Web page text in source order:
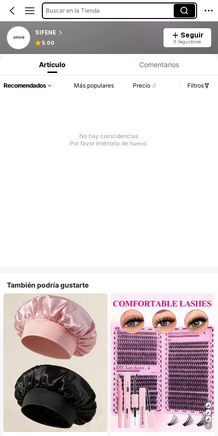
Buscar en la Tienda
SIFENE
5.00
Seguir
6 Seguidores
Artículo Comentarios
Recomendados Más populares Precio Filtros
No hay coincidencias
Por favor inténtelo de nuevo.
También podría gustarte
#1 Más vendidos
en Multicolor Gorros para el pelo para mujer
Establecido hace 1 año
7